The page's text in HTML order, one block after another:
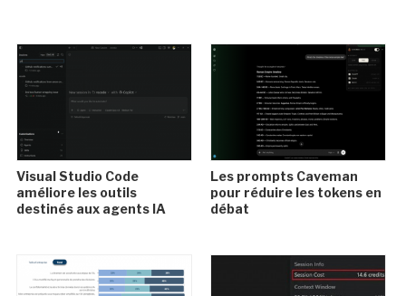
Visual Studio Code
améliore les outils
destinés aux agents IA
Les prompts Caveman
pour réduire les tokens en
débat